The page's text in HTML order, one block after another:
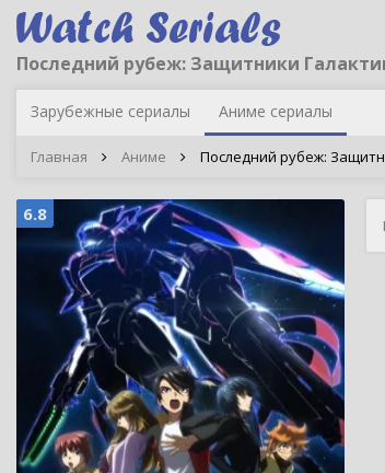
Последний рубеж: Защитники
Зарубежные сериалы Аниме сериалы
Главная Аниме Последний рубеж:
6.8